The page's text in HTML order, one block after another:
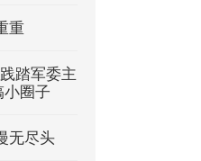
重
踏军委主
搞小圈子
无尽头